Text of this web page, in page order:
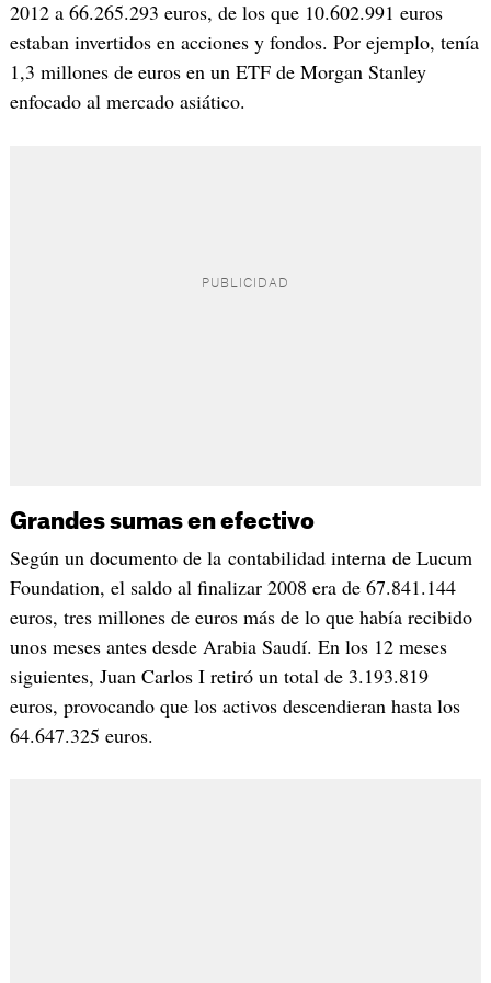
2012 a 66.265.293 euros, de los que 10.602.991 euros
estaban invertidos en acciones y fondos. Por ejemplo, tenía
1,3 millones de euros en un ETF de Morgan Stanley
enfocado al mercado asiático.
Grandes sumas en efectivo
Según un documento de la contabilidad interna de Lucum
Foundation, el saldo al finalizar 2008 era de 67.841.144
euros, tres millones de euros más de lo que había recibido
unos meses antes desde Arabia Saudí. En los 12 meses
siguientes, Juan Carlos I retiró un total de 3.193.819
euros, provocando que los activos descendieran hasta los
64.647.325 euros.